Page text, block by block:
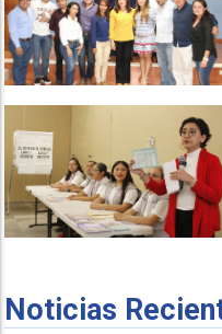
Noticias